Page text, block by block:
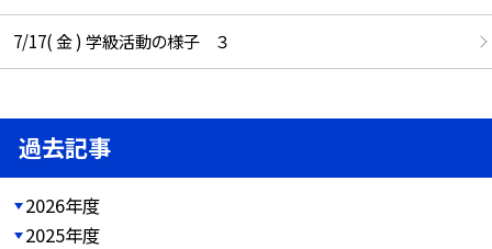
7/17( 金 ) 学級活動の様子 ３
過去記事
2026年度
2025年度